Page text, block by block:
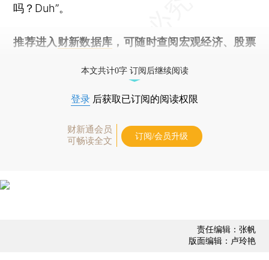
吗？Duh”。
推荐进入 财新数据库 ，可随时查阅宏观经济、股票
本文共计0字 订阅后继续阅读
登录 后获取已订阅的阅读权限
财新通会员
可畅读全文
订阅/会员升级
责任编辑：张帆
版面编辑：卢玲艳